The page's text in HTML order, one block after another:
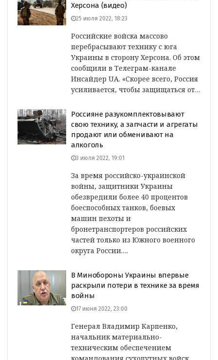
Херсона (видео)
25 июля 2022, 18:23
Российские войска массово
перебрасывают технику с юга
Украины в сторону Херсона. Об этом
сообщили в Телеграм-канале
Инсайдер UA. «Скорее всего, Россия
усиливается, чтобы защищаться от…
Россияне разукомплектовывают
свою технику, а запчасти и агрегаты
продают или обменивают на
алкоголь
3 июля 2022, 19:01
За время российско-украинской
войны, защитники Украины
обезвредили более 40 процентов
боеспособных танков, боевых
машин пехоты и
бронетранспортеров российских
частей только из Южного военного
округа России….
В Минобороны Украины впервые
раскрыли потери в технике за время
войны
17 июня 2022, 23:00
Генерал Владимир Карпенко,
начальник материально-
техническим обеспечением